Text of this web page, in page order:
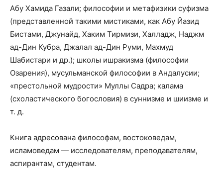
Абу Хамида Газали; философии и метафизики суфизма
(представленной такими мистиками, как Абу Йазид
Бистами, Джунайд, Хаким Тирмизи, Халладж, Наджм
ад-Дин Кубра, Джалал ад-Дин Руми, Махмуд
Шабистари и др.); школы ишракизма (философии
Озарения), мусульманской философии в Андалусии;
«престольной мудрости» Муллы Садра; калама
(схоластического богословия) в суннизме и шиизме и
т. д.
Книга адресована философам, востоковедам,
исламоведам — исследователям, преподавателям,
аспирантам, студентам.